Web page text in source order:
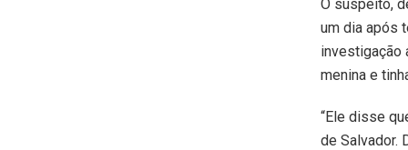
O suspeito,
um dia após
investigação
menina e
“Ele disse
de Salvador.